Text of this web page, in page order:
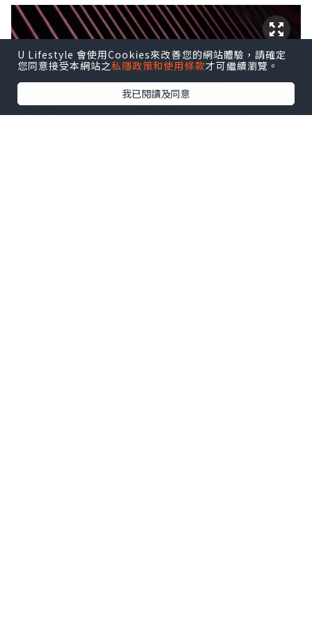
U Lifestyle 會使用Cookies來改善您的網站體驗，請確定
您同意接受本網站之私隱政策和使用條款才可繼續瀏覽。
我已閱讀及同意